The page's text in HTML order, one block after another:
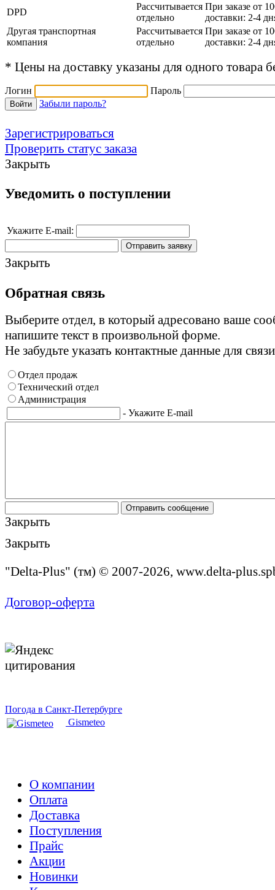
DPD
Рассчитывается
отдельно
При заказе от
доставки: 2-4
Другая транспортная
компания
Рассчитывается
отдельно
При заказе от
доставки: 2-4
* Цены на доставку указаны для одного товара
Логин
Пароль
Забыли пароль?
Зарегистрироваться
Проверить статус заказа
Закрыть
Уведомить о поступлении
Укажите E-mail:
Закрыть
Обратная связь
Выберите отдел, в который адресовано ваше
напишите текст в произвольной форме.
Не забудьте указать контактные данные для
Отдел продаж
Технический отдел
Администрация
- Укажите E-mail
Закрыть
Закрыть
"Delta-Plus" (тм) © 2007-2026, www.delta-
Договор-оферта
Погода в Санкт-Петербурге
Gismeteo
О компании
Оплата
Доставка
Поступления
Прайс
Акции
Новинки